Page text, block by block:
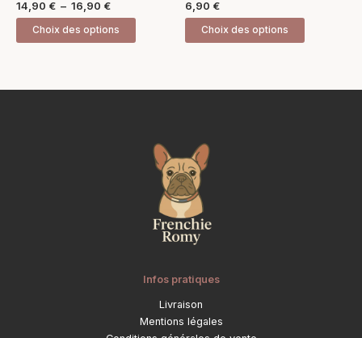
14,90 € – 16,90 €
Choix des options
page
6,90 €
Choix des options
page
Infos pratiques
Livraison
Mentions légales